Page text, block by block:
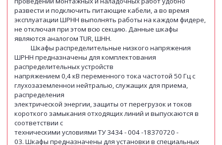
развести и подключить питающие кабели, а во время
эксплуатации ШРНН выполнять работы на каждом фидере,
не отключая при этом всю секцию. Данные шкафы
являются аналогом TUR, ШНН.
Шкафы распределительные низкого напряжения
ШРНН предназначены для комплектования
распределительных устройств
напряжением 0,4 кВ переменного тока частотой 50 Гц с
глухозаземленнои нейтралью, служащих для приема,
распределения
электрической энергии, защиты от перегрузок и токов
короткого замыкания отходящих линий и выпускаются в
соответствии с
техническими условиями ТУ 3434 - 004 -18370720 -
03. Шкафы предназначены для установки в специальных